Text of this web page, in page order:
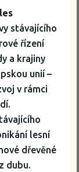
stávajícího
řízení
a krajiny
unií –
v rámci
lesní
dřevěné
dubu.